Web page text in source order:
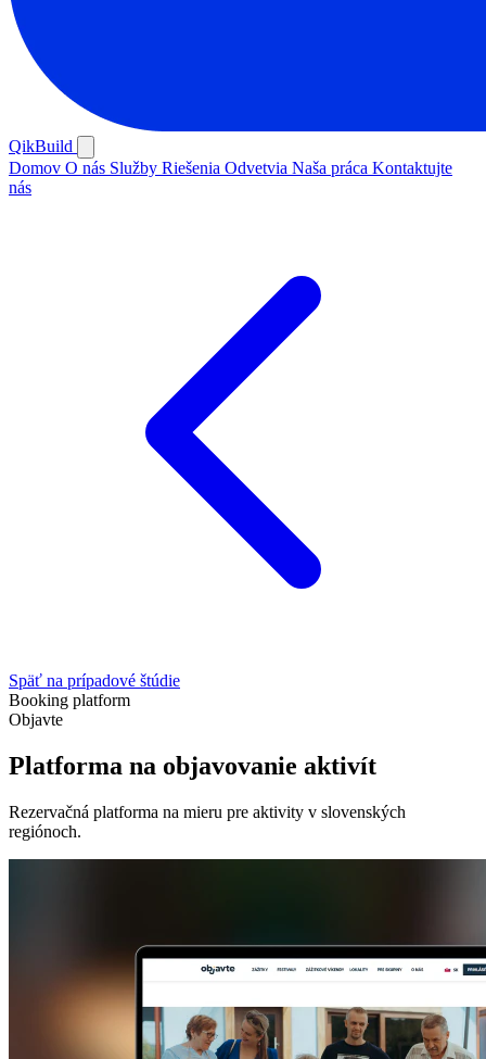
QikBuild
Domov O nás Služby Riešenia Odvetvia Naša práca Kontaktujte
nás
Späť na prípadové štúdie
Booking platform
Objavte
Platforma na objavovanie aktivít
Rezervačná platforma na mieru pre aktivity v slovenských
regiónoch.